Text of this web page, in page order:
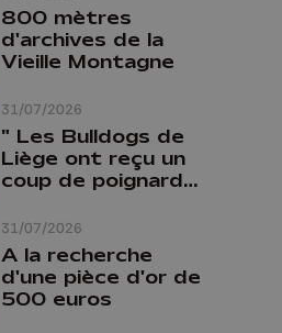
31/07/2026
800 mètres
d'archives de la
Vieille Montagne
31/07/2026
" Les Bulldogs de
Liège ont reçu un
coup de poignard
A la recherche
d'une pièce d'or de
500 euros